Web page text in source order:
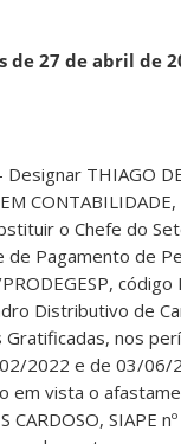
de 27 de abril de
THIAGO
CONTABILIDADE,
o Chefe do
de Pagamento de
código
Distributivo de
Gratificadas, nos
2022 e de 03/06/
em vista o
CARDOSO, SIAPE